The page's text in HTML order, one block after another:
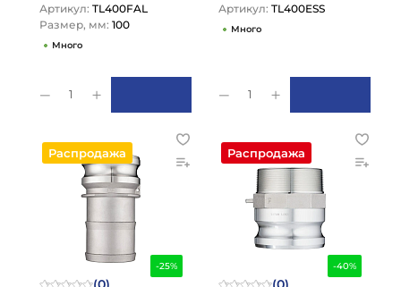
Артикул: TL400FAL
Размер, мм: 100
Много
1
Артикул: TL400ESS
Много
1
-25%
Распродажа
-40%
Распродажа